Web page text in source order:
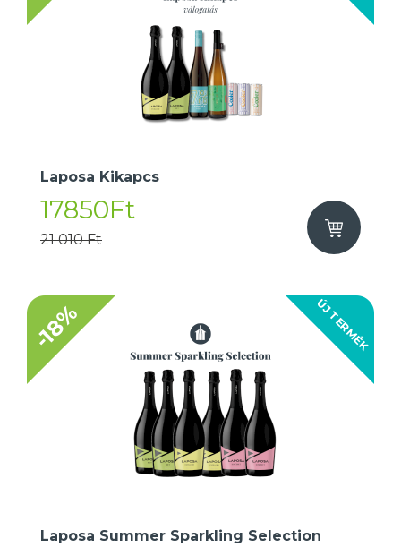
Laposa Kikapcs
17850Ft
21 010 Ft
ÚJ TERMÉK
-18%
Laposa Summer Sparkling Selection